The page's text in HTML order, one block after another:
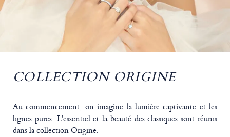
COLLECTION ORIGINE
Au commencement, on imagine la lumière captivante et les
lignes pures. L'essentiel et la beauté des classiques sont réunis
dans la collection Origine.